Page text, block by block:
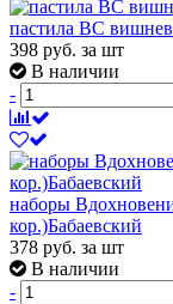
пастила ВС
398 руб. за шт
В наличии
-
наборы
кор.)Бабаевский
378 руб. за шт
В наличии
-